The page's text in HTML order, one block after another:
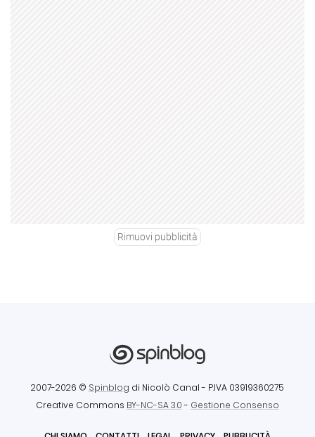
Rimuovi pubblicità
2007-2026 © Spinblog di Nicolò Canal - P.IVA 03919360275
Creative Commons BY-NC-SA 3.0- Gestione Consenso